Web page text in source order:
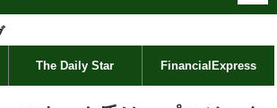
The Daily Star FinancialExpress